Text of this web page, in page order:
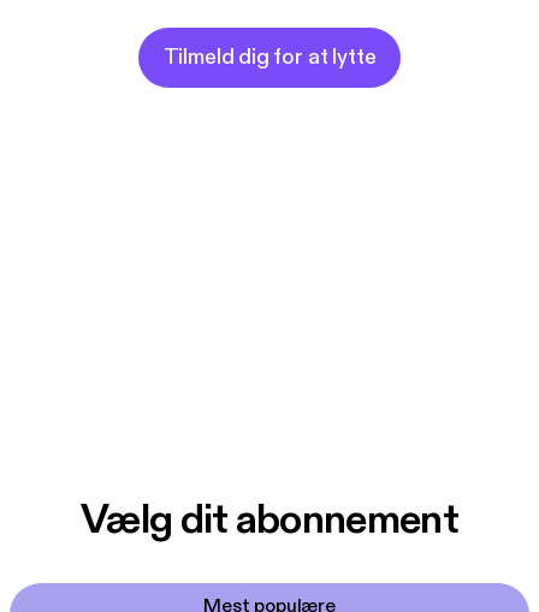
Tilmeld dig for at lytte
Vælg dit abonnement
Mest populære